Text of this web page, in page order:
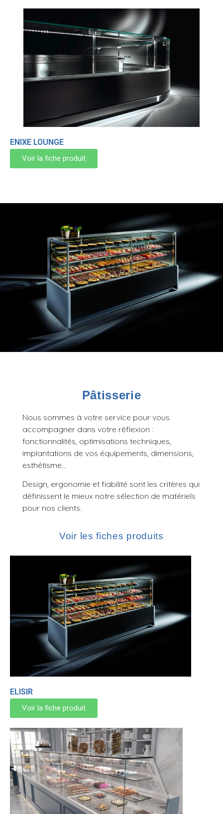
ENIXE LOUNGE
Voir la fiche produit
Pâtisserie
Nous sommes à votre service pour vous
accompagner dans votre réflexion :
fonctionnalités, optimisations techniques,
implantations de vos équipements, dimensions,
esthétisme…
Design, ergonomie et fiabilité sont les critères qui
définissent le mieux notre sélection de matériels
pour nos clients.
Voir les fiches produits
ELISIR
Voir la fiche produit